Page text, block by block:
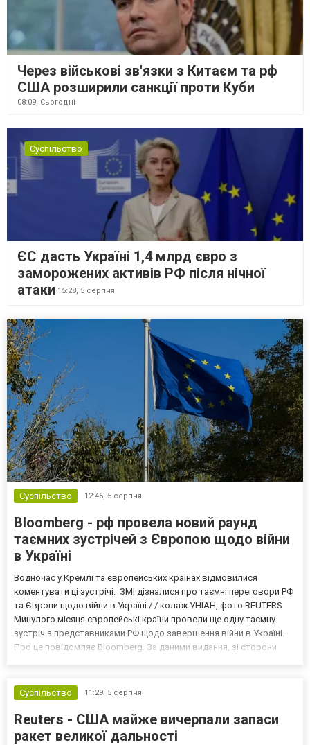
Через військові зв'язки з Китаєм та рф
США розширили санкції проти Куби
08:09, Сьогодні
Суспільство
ЄС дасть Україні 1,4 млрд євро з
заморожених активів РФ після нічної
атаки 15:28, 5 серпня
Суспільство 12:45, 5 серпня
Bloomberg - рф провела новий раунд
таємних зустрічей з Європою щодо війни
в Україні
Водночас у Кремлі та європейських країнах відмовилися
коментувати ці зустрічі. ЗМІ дізналися про таємні переговори РФ
та Європи щодо війни в Україні / / колаж УНІАН, фото REUTERS
Минулого місяця європейські країни провели ще одну таємну
зустріч з представниками РФ щодо завершення війни в Україні.
Про це повідомляє Bloomberg. За даними видання, зі сторони
Суспільство
11:29, 5 серпня
Reuters - США майже вичерпали запаси
ракет великої дальності